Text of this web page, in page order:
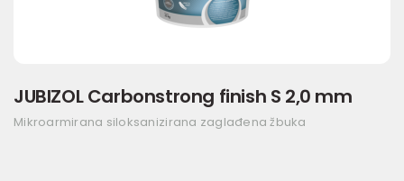
JUBIZOL Carbonstrong finish S 2,0 mm
Mikroarmirana siloksanizirana zaglađena žbuka